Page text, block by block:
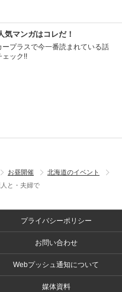
気マンガはコレだ！
ープラスで今一番読まれている話
ェック!!
お昼開催
北海道のイベント
と・夫婦で
プライバシーポリシー
お問い合わせ
Webプッシュ通知について
媒体資料